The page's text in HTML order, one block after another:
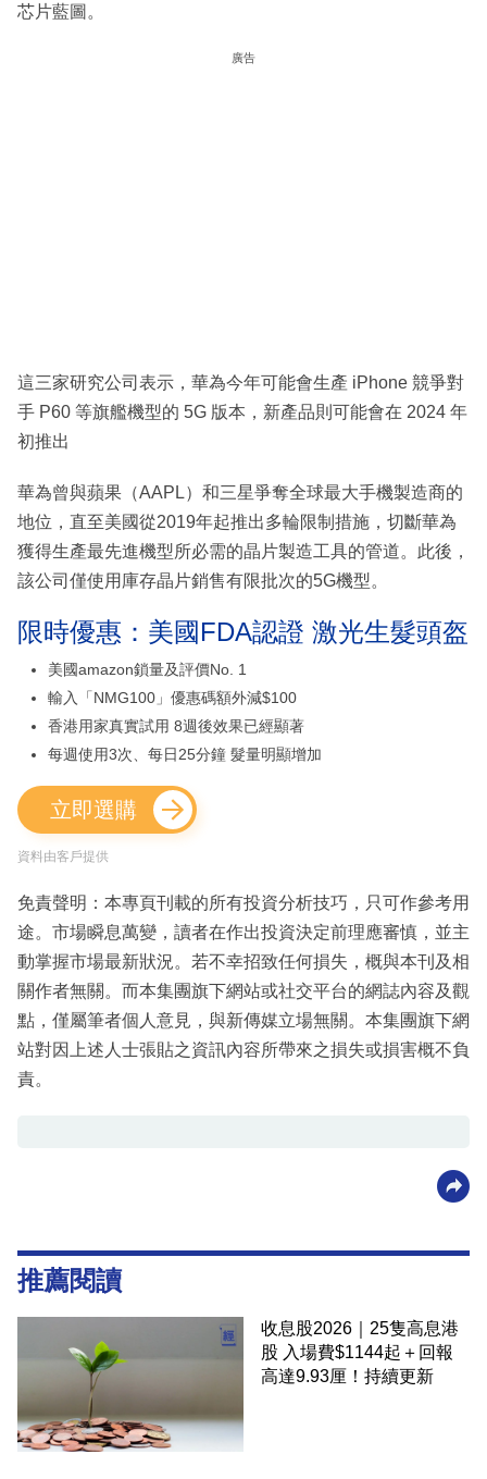
芯片藍圖。
廣告
這三家研究公司表示，華為今年可能會生產 iPhone 競爭對
手 P60 等旗艦機型的 5G 版本，新產品則可能會在 2024 年
初推出
華為曾與蘋果（AAPL）和三星爭奪全球最大手機製造商的
地位，直至美國從2019年起推出多輪限制措施，切斷華為
獲得生產最先進機型所必需的晶片製造工具的管道。此後，
該公司僅使用庫存晶片銷售有限批次的5G機型。
限時優惠：美國FDA認證 激光生髮頭盔
美國amazon鎖量及評價No. 1
輸入「NMG100」優惠碼額外減$100
香港用家真實試用 8週後效果已經顯著
每週使用3次、每日25分鐘 髮量明顯增加
立即選購
資料由客戶提供
免責聲明：本專頁刊載的所有投資分析技巧，只可作參考用
途。市場瞬息萬變，讀者在作出投資決定前理應審慎，並主
動掌握市場最新狀況。若不幸招致任何損失，概與本刊及相
關作者無關。而本集團旗下網站或社交平台的網誌內容及觀
點，僅屬筆者個人意見，與新傳媒立場無關。本集團旗下網
站對因上述人士張貼之資訊內容所帶來之損失或損害概不負
責。
推薦閱讀
收息股2026｜25隻高息港
股 入場費$1144起＋回報
高達9.93厘！持續更新